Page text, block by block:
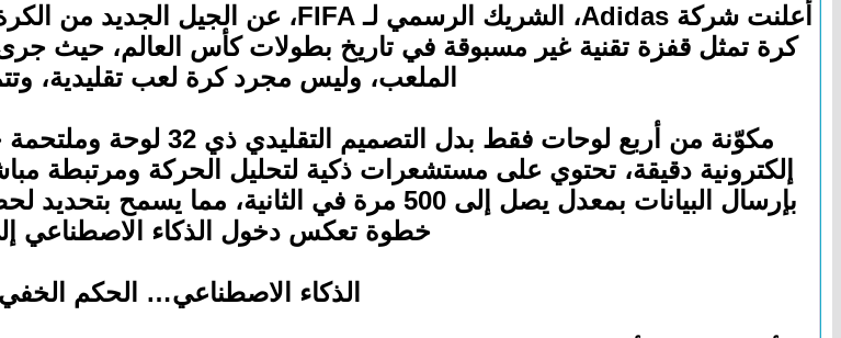
كرة تمثل قفزة تقنية غير مسبوقة في تاريخ بطولات كأس العالم، حيث
الملعب، وليس مجرد كرة لعب تقليدية،
مكوّنة من أربع لوحات فقط
بإرسال البيانات بمعدل يصل إلى 500 مرة في
خطوة تعكس دخول الذكاء الاصطناعي
الذكاء الاصطناعي… الحكم